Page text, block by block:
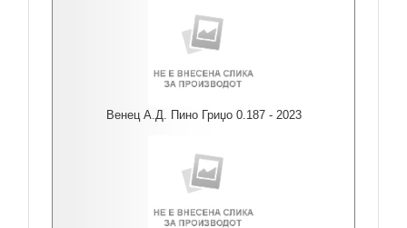
Венец А.Д. Пино Гриџо 0.187 - 2023